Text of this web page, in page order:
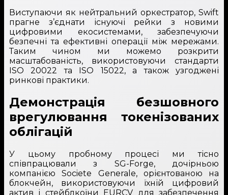
Виступаючи як нейтральний оркестратор, Swift
прагне з’єднати існуючі рейки з новими
цифровими екосистемами, забезпечуючи
безпечні та ефективні операції між мережами.
Таким чином ми можемо розкрити
масштабованість, використовуючи стандарти
ISO 20022 та ISO 15022, а також узгоджені
ринкові практики.
Демонстрація безшовного
врегулювання токенізованих
облігацій
У цьому пробному процесі ми тісно
співпрацювали з SG-Forge, дочірньою
компанією Societe Generale, орієнтованою на
блокчейн, використовуючи їхній цифровий
актив і стейблкоїни EURCV для забезпечення